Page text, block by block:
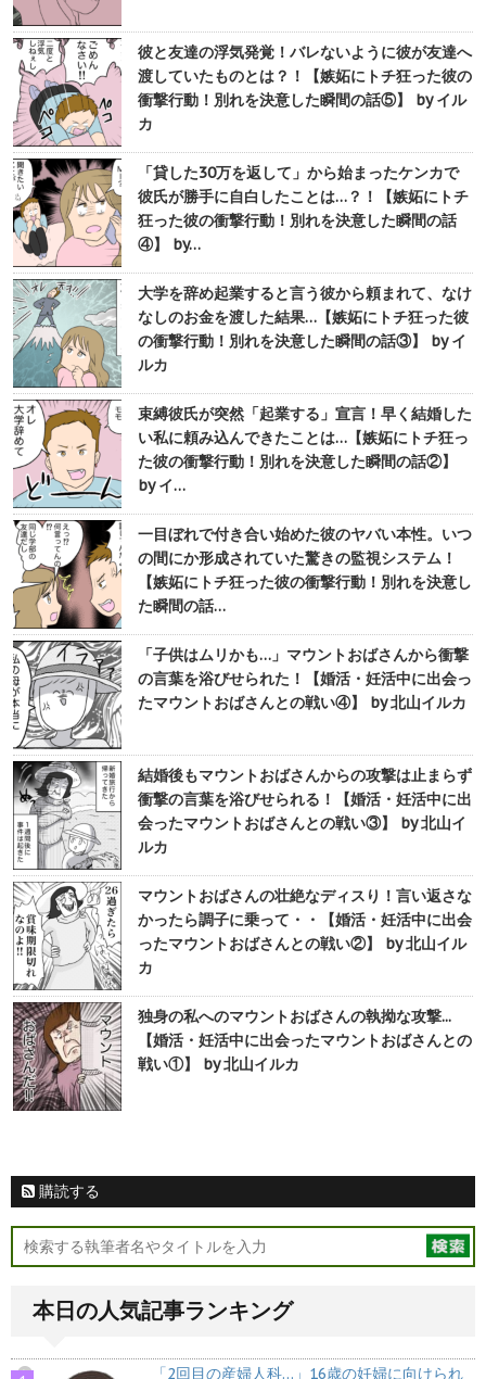
彼と友達の浮気発覚！バレないように彼が友達へ
渡していたものとは？！【嫉妬にトチ狂った彼の
衝撃行動！別れを決意した瞬間の話⑤】 by イル
カ
「貸した30万を返して」から始まったケンカで
彼氏が勝手に自白したことは…？！【嫉妬にトチ
狂った彼の衝撃行動！別れを決意した瞬間の話
④】 by…
大学を辞め起業すると言う彼から頼まれて、なけ
なしのお金を渡した結果…【嫉妬にトチ狂った彼
の衝撃行動！別れを決意した瞬間の話③】 by イ
ルカ
束縛彼氏が突然「起業する」宣言！早く結婚した
い私に頼み込んできたことは…【嫉妬にトチ狂っ
た彼の衝撃行動！別れを決意した瞬間の話②】
by イ…
一目ぼれで付き合い始めた彼のヤバい本性。いつ
の間にか形成されていた驚きの監視システム！
【嫉妬にトチ狂った彼の衝撃行動！別れを決意し
た瞬間の話…
「子供はムリかも…」マウントおばさんから衝撃
の言葉を浴びせられた！【婚活・妊活中に出会っ
たマウントおばさんとの戦い④】 by 北山イルカ
結婚後もマウントおばさんからの攻撃は止まらず
衝撃の言葉を浴びせられる！【婚活・妊活中に出
会ったマウントおばさんとの戦い③】 by 北山イ
ルカ
マウントおばさんの壮絶なディスり！言い返さな
かったら調子に乗って・・【婚活・妊活中に出会
ったマウントおばさんとの戦い②】 by 北山イル
カ
独身の私へのマウントおばさんの執拗な攻撃...
【婚活・妊活中に出会ったマウントおばさんとの
戦い①】 by 北山イルカ
購読する
本日の人気記事ランキング
「2回目の産婦人科…」16歳の妊婦に向けられ